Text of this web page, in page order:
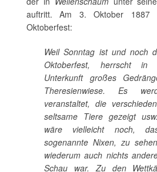
auftritt. Am 3. Oktober 1887
Oktoberfest:
Weil Sonntag ist und noch
Oktoberfest, herrscht
Unterkunft großes
Theresienwiese. Es
veranstaltet, die
seltsame Tiere gezeigt
wäre vielleicht noch,
sogenannte Nixen, zu
wiederum auch nichts
Schau war. Zu den